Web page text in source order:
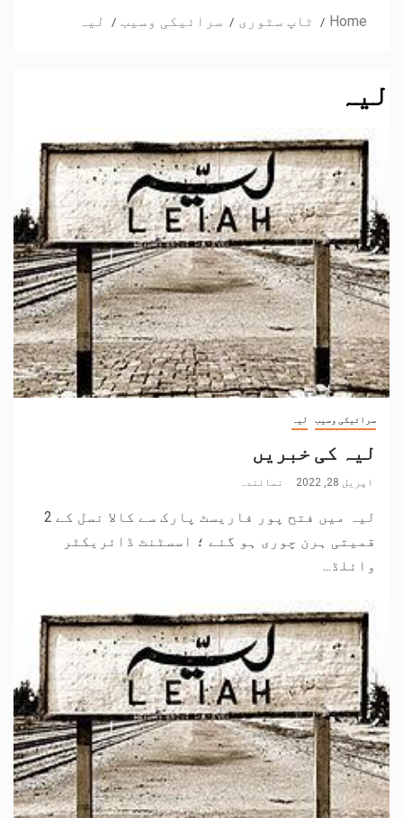
Home ٹاپ سٹوری سرائیکی وسیب لیہ
لیہ
سرائیکی وسیب لیہ
لیہ کی خبریں
اپریل 28, 2022 نمائندہ
لیہ میں فتح پور فاریسٹ پارک سے کالا نسل کے 2
قمیتی ہرن چوری ہو گئے ؛ اسسٹنٹ ڈائریکٹر
وائلڈ...